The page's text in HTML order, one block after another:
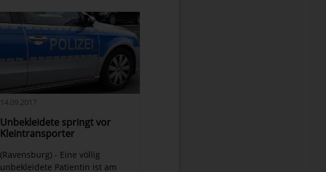
14.09.2017
Unbekleidete springt vor
Kleintransporter
(Ravensburg) - Eine völlig
unbekleidete Patientin ist am